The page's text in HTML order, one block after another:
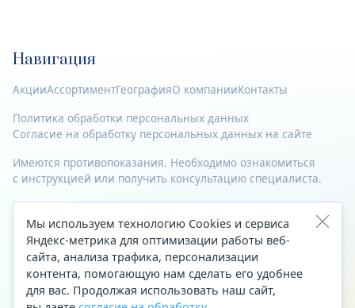
Навигация
АкцииАссортиментГеографияО компанииКонтакты
Политика обработки персональных данных
Согласие на обработку персональных данных на сайте
Имеются противопоказания. Необходимо ознакомиться
с инструкцией или получить консультацию специалиста.
© 2023—2026 Все права защищены.
Адрес
Архангельск, ул. Папанина, д. 19 (вход в здание со стороны
автоцентра «Тойота»)
Мы используем технологию Cookies и сервиса
Яндекс-метрика для оптимизации работы веб-
сайта, анализа трафика, персонализации
контента, помогающую нам сделать его удобнее
для вас. Продолжая использовать наш сайт,